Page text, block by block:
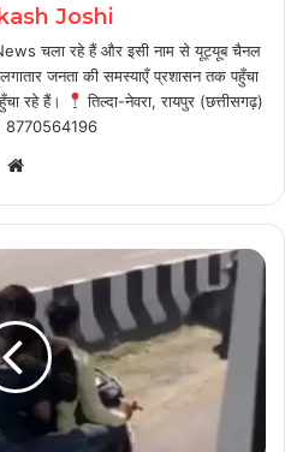
Joshi
चला रहे हैं और इसी नाम से यूट्यूब चैनल
जनता की समस्याएँ प्रशासन तक पहुँचा
रहे हैं।
तिल्दा-नेवरा, रायपुर (छत्तीसगढ़)
8770564196
Website